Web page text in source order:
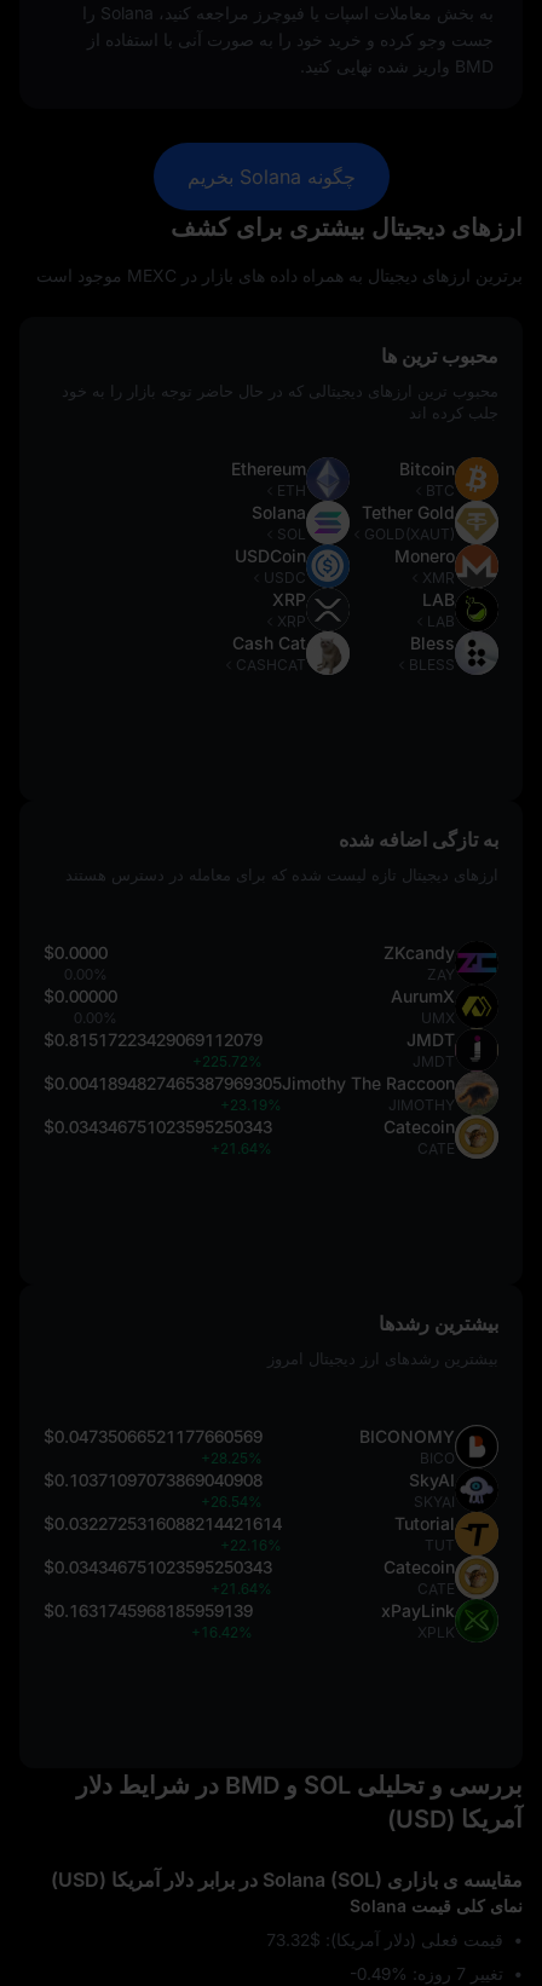
به بخش معاملات اسپات یا فیوچرز مراجعه کنید، Solana را
جست‌ وجو کرده و خرید خود را به‌ صورت آنی با استفاده از
BMD واریز شده نهایی کنید.
چگونه Solana بخریم
ارزهای دیجیتال بیشتری برای کشف
برترین ارزهای دیجیتال به همراه داده‌ های بازار در MEXC موجود است
محبوب ترین ها
محبوب ترین ارزهای دیجیتالی که در حال حاضر توجه بازار را به خود
جلب کرده اند
Bitcoin
BTC
Tether Gold
GOLD(XAUT)
Monero
XMR
LAB
LAB
Bless
BLESS
Ethereum
ETH
Solana
SOL
USDCoin
USDC
XRP
XRP
Cash Cat
CASHCAT
به تازگی اضافه شده
ارزهای دیجیتال تازه لیست شده که برای معامله در دسترس هستند
ZKcandy
ZAY
$0.0000
0.00%
AurumX
UMX
$0.00000
0.00%
JMDT
JMDT
$0.81517223429069112079
+225.72%
Jimothy The Raccoon
JIMOTHY
$0.0041894827465387969305
+23.19%
Catecoin
CATE
$0.034346751023595250343
+21.64%
بیشترین رشدها
بیشترین رشدهای ارز دیجیتال امروز
BICONOMY
BICO
$0.04735066521177660569
+28.25%
SkyAI
SKYAI
$0.10371097073869040908
+26.54%
Tutorial
TUT
$0.0322725316088214421614
+22.16%
Catecoin
CATE
$0.034346751023595250343
+21.64%
xPayLink
XPLK
$0.1631745968185959139
+16.42%
بررسی و تحلیلی SOL و BMD در شرایط دلار
آمریکا (USD)
مقایسه‌ ی بازاری Solana (SOL) در برابر دلار آمریکا (USD)
نمای کلی قیمت Solana
قیمت فعلی (دلار آمریکا): $73.32
تغییر 7 روزه: ‎-0.49%